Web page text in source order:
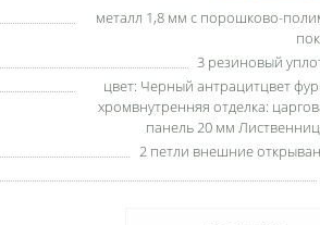
металл 1,8 мм с порошково-
3 резиновый
цвет: Черный антрацитцвет
хромвнутренняя отделка:
панель 20 мм
2 петли внешние